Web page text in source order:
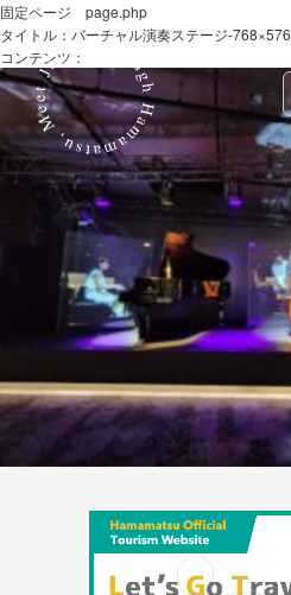
固定ページ page.php
タイトル：バーチャル演奏ステージ-768×576
コンテンツ：